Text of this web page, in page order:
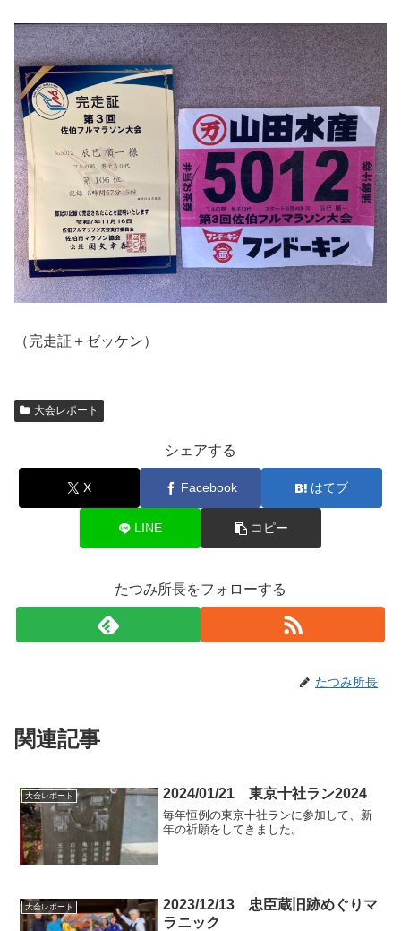
（完走証＋ゼッケン）
大会レポート
シェアする
X Facebook はてブ
LINE コピー
たつみ所長をフォローする
たつみ所長
関連記事
大会レポート 2024/01/21 東京十社ラン2024
毎年恒例の東京十社ランに参加して、新
年の祈願をしてきました。
大会レポート
2023/12/13 忠臣蔵旧跡めぐりマ
ラニック